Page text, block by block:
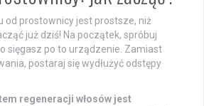
od prostownicy jest prostsze, niż
już dziś! Na początek, spróbuj
sięgasz po to urządzenie. Zamiast
postaraj się wydłużyć odstępy
regeneracji włosów jest